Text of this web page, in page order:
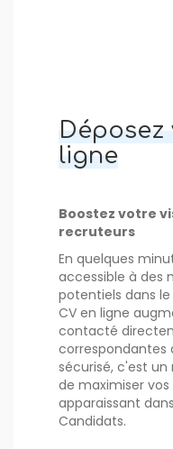
Déposez
ligne
Boostez votre
recruteurs
En quelques
accessible à des
potentiels dans
CV en ligne
contacté
correspondantes
sécurisé, c'est
de maximiser
apparaissant
Candidats.